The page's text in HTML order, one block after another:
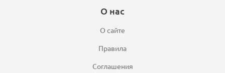
О нас
О сайте
Правила
Соглашения